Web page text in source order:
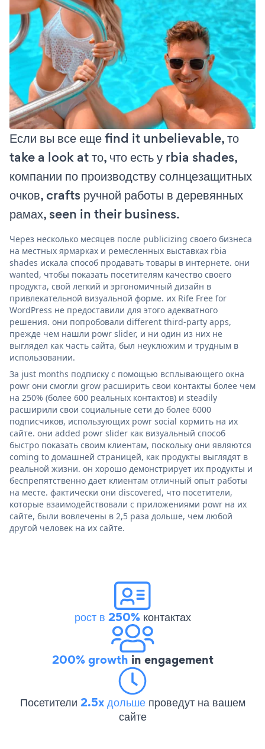
Если вы все еще find it unbelievable, то
take a look at то, что есть у rbia shades,
компании по производству солнцезащитных
очков, crafts ручной работы в деревянных
рамах, seen in their business.
Через несколько месяцев после publicizing своего бизнеса
на местных ярмарках и ремесленных выставках rbia
shades искала способ продавать товары в интернете. они
wanted, чтобы показать посетителям качество своего
продукта, свой легкий и эргономичный дизайн в
привлекательной визуальной форме. их Rife Free for
WordPress не предоставили для этого адекватного
решения. они попробовали different third-party apps,
прежде чем нашли powr slider, и ни один из них не
выглядел как часть сайта, был неуклюжим и трудным в
использовании.
За just months подписку с помощью всплывающего окна
powr они смогли grow расширить свои контакты более чем
на 250% (более 600 реальных контактов) и steadily
расширили свои социальные сети до более 6000
подписчиков, использующих powr social кормить на их
сайте. они added powr slider как визуальный способ
быстро показать своим клиентам, поскольку они являются
coming to домашней страницей, как продукты выглядят в
реальной жизни. он хорошо демонстрирует их продукты и
беспрепятственно дает клиентам отличный опыт работы
на месте. фактически они discovered, что посетители,
которые взаимодействовали с приложениями powr на их
сайте, были вовлечены в 2,5 раза дольше, чем любой
другой человек на их сайте.
рост в 250%контактах
200% growth in engagement
Посетители 2.5x дольше проведут на вашем
сайте